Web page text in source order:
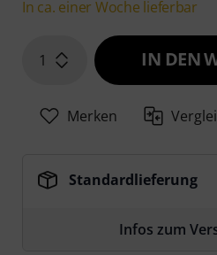
In ca. einer Woche lieferbar
1 IN DEN
Merken
Standardlieferung
Infos zum